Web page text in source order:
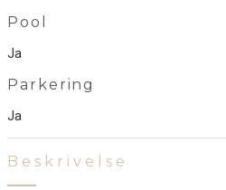
Pool
Ja
Parkering
Ja
Beskrivelse